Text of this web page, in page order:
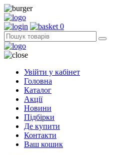
0
Увійти у кабінет
Головна
Каталог
Акції
Новини
Підбірки
Де купити
Контакти
Ваш кошик